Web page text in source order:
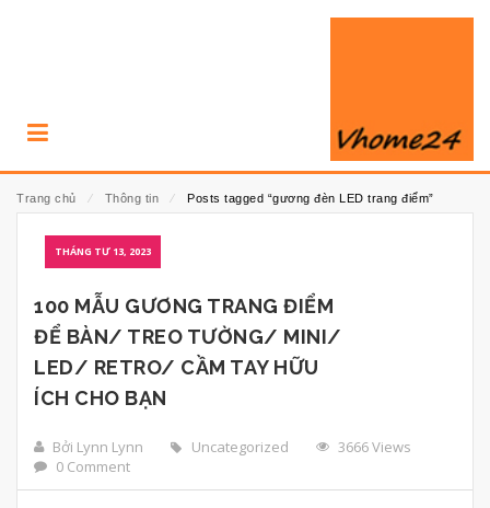
Trang chủ ⁄ Thông tin ⁄ Posts tagged “gương đèn LED trang điểm”
THÁNG TƯ 13, 2023
100 MẪU GƯƠNG TRANG ĐIỂM
ĐỂ BÀN/ TREO TƯỜNG/ MINI/
LED/ RETRO/ CẦM TAY HỮU
ÍCH CHO BẠN
Bởi Lynn Lynn Uncategorized
3666 Views
0 Comment